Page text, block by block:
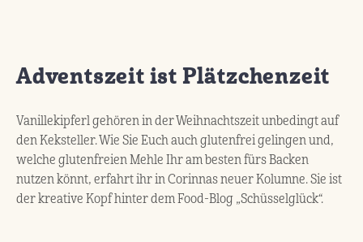
Adventszeit ist Plätzchenzeit
Vanillekipferl gehören in der Weihnachtszeit unbedingt auf
den Keksteller. Wie Sie Euch auch glutenfrei gelingen und,
welche glutenfreien Mehle Ihr am besten fürs Backen
nutzen könnt, erfahrt ihr in Corinnas neuer Kolumne. Sie ist
der kreative Kopf hinter dem Food-Blog „Schüsselglück“.